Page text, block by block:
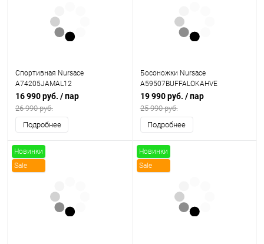
Спортивная Nursace
A74205JAMAL12
16 990 руб. / пар
26 990 руб.
Подробнее
Босоножки Nursace
A59507BUFFALOKAHVE
19 990 руб. / пар
25 990 руб.
Подробнее
Новинки
Sale
Новинки
Sale